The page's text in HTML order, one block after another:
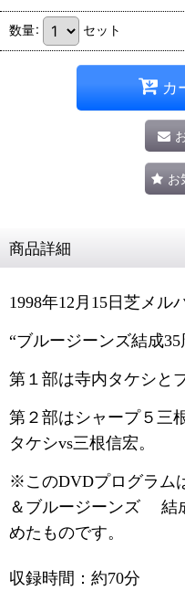
数量: セット
カ
お
商品詳細
1998年12月15日芝メル
“ブルージーンズ結成35
第１部は寺内タケシと
第２部はシャープ５三
タケシvs三根信宏。
※このDVDプログラム
＆ブルージーンズ 結
めたものです。
収録時間：約70分